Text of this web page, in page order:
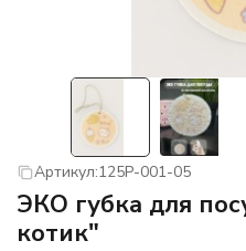
Артикул:125P-001-05
ЭКО губка для
котик"